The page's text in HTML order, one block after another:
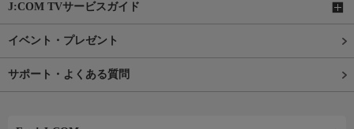
J:COM TVサービスガイド
イベント・プレゼント
サポート・よくある質問